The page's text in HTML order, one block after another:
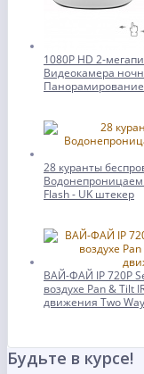
1080P HD 2-
Видеокамера
28 куранты
Flash - UK штекер
ВАЙ-ФАЙ IP 720P
воздухе Pan &
движения Two
Будьте в курсе!